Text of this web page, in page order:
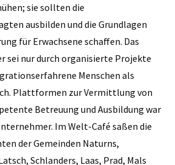
sie sollten die
ausbilden und die Grundlagen
für Erwachsene schaffen. Das
sei nur durch organisierte Projekte
Menschen als
Plattformen zur Vermittlung von
Betreuung und Ausbildung war
Im Welt-Café saßen die
der Gemeinden Naturns,
Schlanders, Laas, Prad, Mals